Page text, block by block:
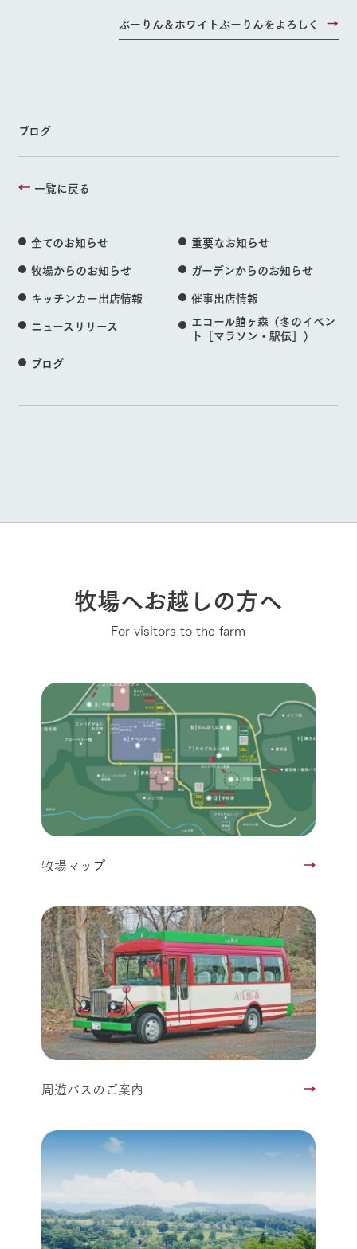
ぶーりん＆ホワイトぶーりんをよろしく
ブログ
一覧に戻る
全てのお知らせ
重要なお知らせ
牧場からのお知らせ
ガーデンからのお知らせ
キッチンカー出店情報
催事出店情報
ニュースリリース
エコール館ヶ森（冬のイベン
ト［マラソン・駅伝］）
ブログ
牧場へお越しの方へ
For visitors to the farm
牧場マップ
周遊バスのご案内